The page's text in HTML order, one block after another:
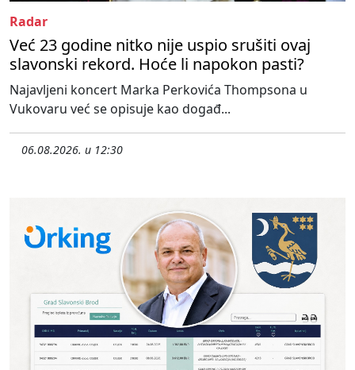
Radar
Već 23 godine nitko nije uspio srušiti ovaj
slavonski rekord. Hoće li napokon pasti?
Najavljeni koncert Marka Perkovića Thompsona u
Vukovaru već se opisuje kao događ...
06.08.2026. u 12:30